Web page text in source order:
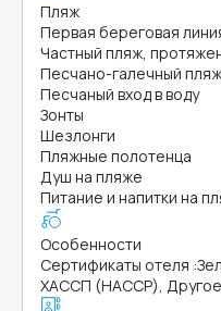
Пляж
Первая береговая
Частный пляж,
Песчано-галечный пляж
Песчаный вход в воду
Зонты
Шезлонги
Пляжные полотенца
Душ на пляже
Питание и напитки на
Особенности
Сертификаты отеля :
ХАССП (HACCP), Другое